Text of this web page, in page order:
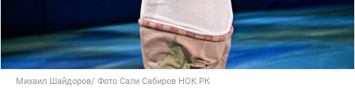
Михаил Шайдоров/ Фото Сали Сабиров НОК РК